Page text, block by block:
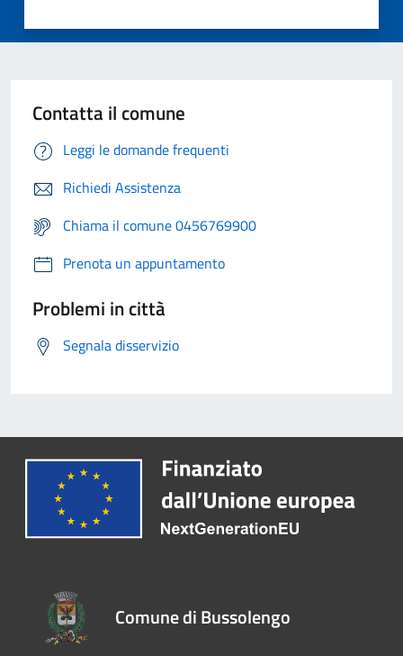
Contatta il comune
Leggi le domande frequenti
Richiedi Assistenza
Chiama il comune 0456769900
Prenota un appuntamento
Problemi in città
Segnala disservizio
Comune di Bussolengo